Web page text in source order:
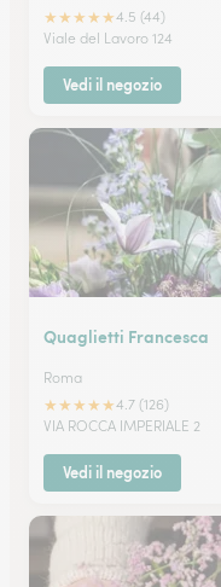
★★★★★4.5 (44)
Viale del Lavoro 124
Vedi il negozio
Quaglietti Francesca
Roma
★★★★★4.7 (126)
VIA ROCCA IMPERIALE 2
Vedi il negozio